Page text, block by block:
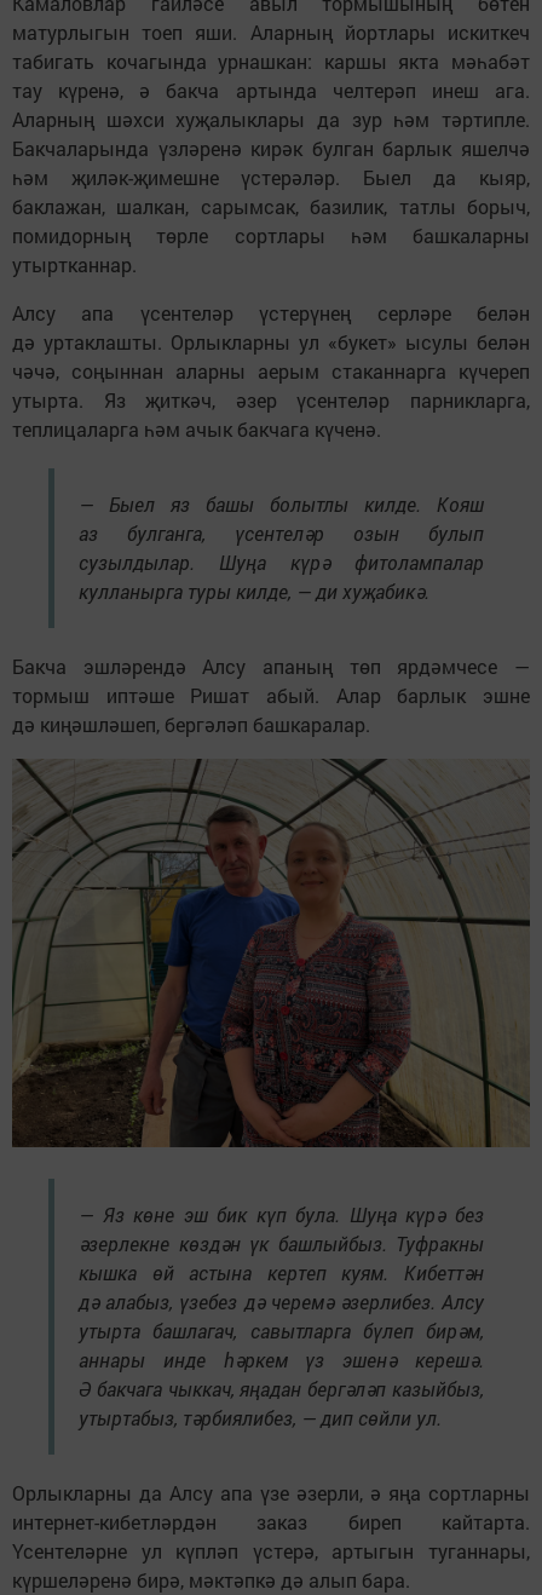
матурлыгын тоеп яши. Аларның йортлары искиткеч
табигать кочагында урнашкан: каршы якта мәһабәт
тау күренә, ә бакча артында челтерәп инеш ага.
Аларның шәхси хуҗалыклары да зур һәм тәртипле.
Бакчаларында үзләренә кирәк булган барлык яшелчә
һәм җиләк-җимешне үстерәләр. Быел да кыяр,
баклажан, шалкан, сарымсак, базилик, татлы борыч,
помидорның төрле сортлары һәм башкаларны
утыртканнар.
Алсу апа үсентеләр үстерүнең серләре белән
дә уртаклашты. Орлыкларны ул «букет» ысулы белән
чәчә, соңыннан аларны аерым стаканнарга күчереп
утырта. Яз җиткәч, әзер үсентеләр парникларга,
теплицаларга һәм ачык бакчага күченә.
— Быел яз башы болытлы килде. Кояш
аз булганга, үсентеләр озын булып
сузылдылар. Шуңа күрә фитолампалар
кулланырга туры килде, — ди хуҗабикә.
Бакча эшләрендә Алсу апаның төп ярдәмчесе —
тормыш иптәше Ришат абый. Алар барлык эшне
дә киңәшләшеп, бергәләп башкаралар.
— Яз көне эш бик күп була. Шуңа күрә без
әзерлекне көздән үк башлыйбыз. Туфракны
кышка өй астына кертеп куям. Кибеттән
дә алабыз, үзебез дә черемә әзерлибез. Алсу
утырта башлагач, савытларга бүлеп бирәм,
аннары инде һәркем үз эшенә керешә.
Ә бакчага чыккач, яңадан бергәләп казыйбыз,
утыртабыз, тәрбиялибез, — дип сөйли ул.
Орлыкларны да Алсу апа үзе әзерли, ә яңа сортларны
интернет-кибетләрдән заказ биреп кайтарта.
Үсентеләрне ул күпләп үстерә, артыгын туганнары,
күршеләренә бирә, мәктәпкә дә алып бара.